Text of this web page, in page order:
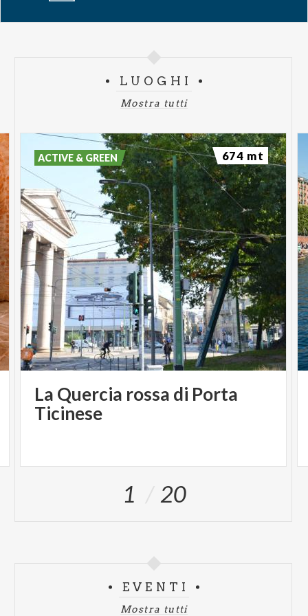
Settore A€ 263,35
LUOGHI
Mostra tutti
La Quercia rossa di Porta
Ticinese
ACTIVE & GREEN 674 mt
1 20
EVENTI
Mostra tutti